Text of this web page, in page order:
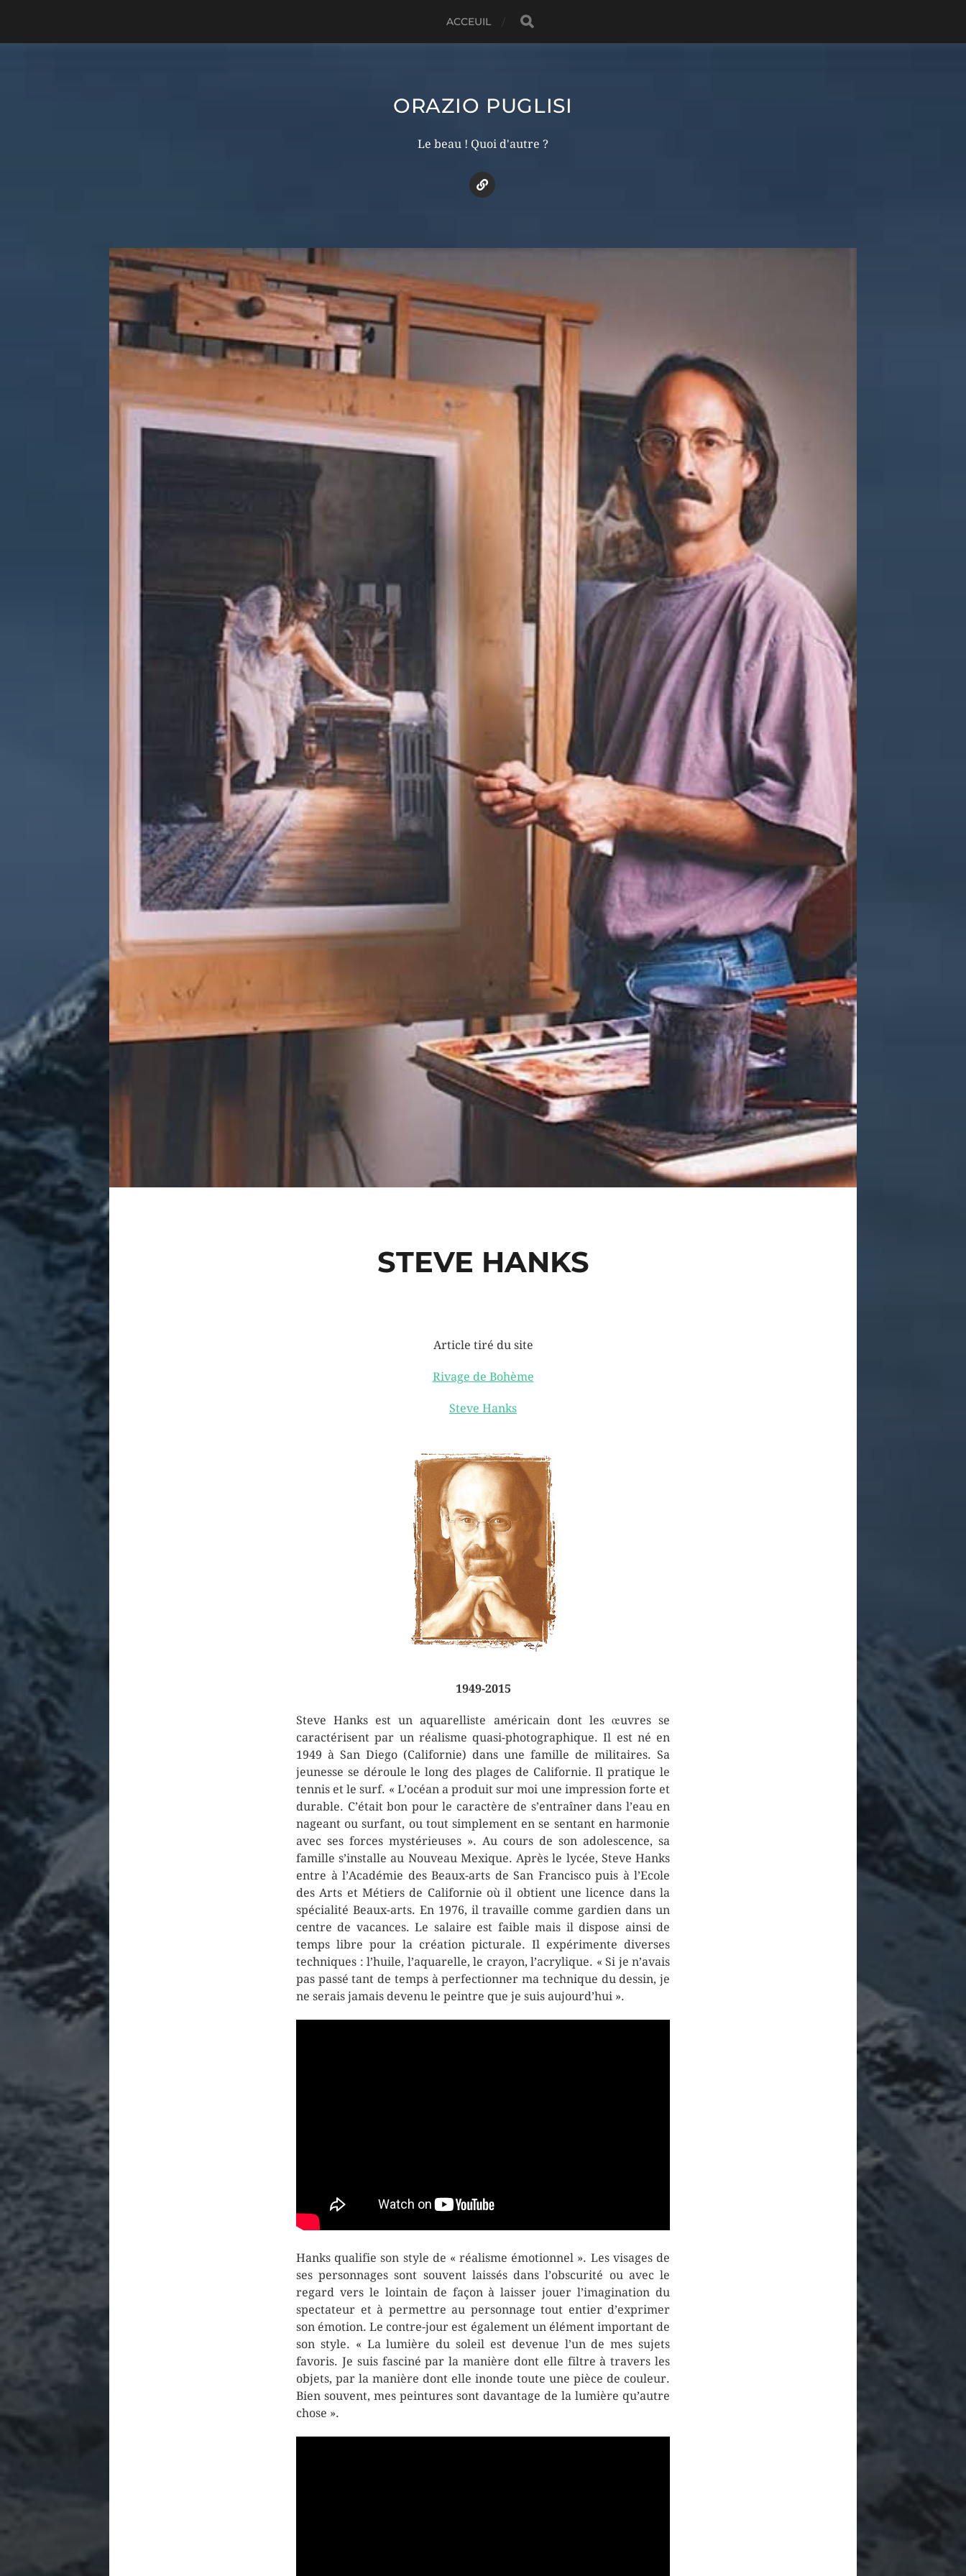
ACCEUIL
ORAZIO PUGLISI
Le beau ! Quoi d'autre ?
STEVE HANKS
Article tiré du site
Rivage de Bohème
Steve Hanks
1949-2015
Steve Hanks est un aquarelliste américain dont les œuvres se
caractérisent par un réalisme quasi-photographique. Il est né en
1949 à San Diego (Californie) dans une famille de militaires. Sa
jeunesse se déroule le long des plages de Californie. Il pratique le
tennis et le surf. « L’océan a produit sur moi une impression forte et
durable. C’était bon pour le caractère de s’entraîner dans l’eau en
nageant ou surfant, ou tout simplement en se sentant en harmonie
avec ses forces mystérieuses ». Au cours de son adolescence, sa
famille s’installe au Nouveau Mexique. Après le lycée, Steve Hanks
entre à l’Académie des Beaux-arts de San Francisco puis à l’Ecole
des Arts et Métiers de Californie où il obtient une licence dans la
spécialité Beaux-arts. En 1976, il travaille comme gardien dans un
centre de vacances. Le salaire est faible mais il dispose ainsi de
temps libre pour la création picturale. Il expérimente diverses
techniques : l’huile, l’aquarelle, le crayon, l’acrylique. « Si je n’avais
pas passé tant de temps à perfectionner ma technique du dessin, je
ne serais jamais devenu le peintre que je suis aujourd’hui ».
Hanks qualifie son style de « réalisme émotionnel ». Les visages de
ses personnages sont souvent laissés dans l’obscurité ou avec le
regard vers le lointain de façon à laisser jouer l’imagination du
spectateur et à permettre au personnage tout entier d’exprimer
son émotion. Le contre-jour est également un élément important de
son style. « La lumière du soleil est devenue l’un de mes sujets
favoris. Je suis fasciné par la manière dont elle filtre à travers les
objets, par la manière dont elle inonde toute une pièce de couleur.
Bien souvent, mes peintures sont davantage de la lumière qu’autre
chose ».